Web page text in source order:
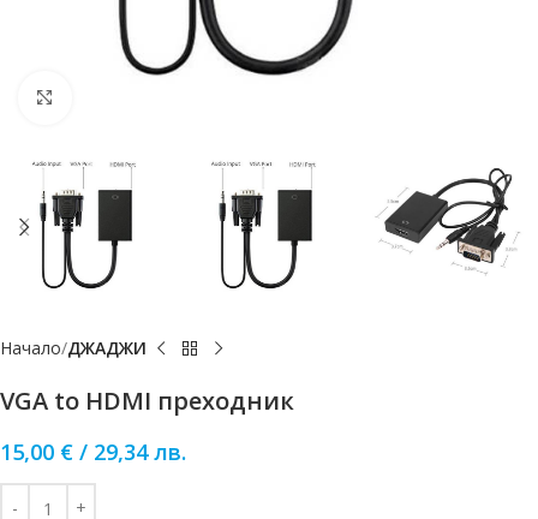
Начало ДЖАДЖИ
VGA to HDMI преходник
15,00 € / 29,34лв.